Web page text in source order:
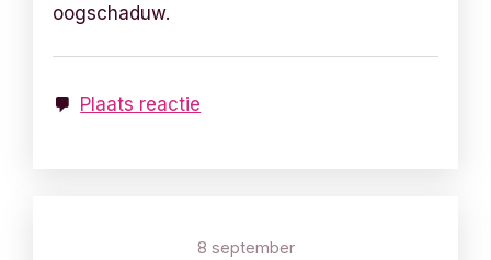
oogschaduw.
Plaats reactie
8 september